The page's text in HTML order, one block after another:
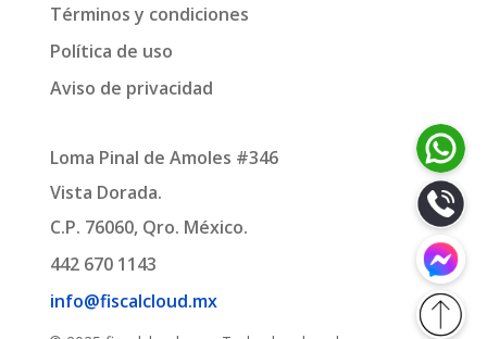
Términos y condiciones
Política de uso
Aviso de privacidad
Loma Pinal de Amoles #346
Vista Dorada.
C.P. 76060, Qro. México.
442 670 1143
info@fiscalcloud.mx